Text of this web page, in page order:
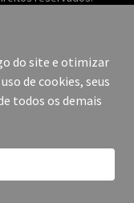
do site e otimizar
de cookies, seus
todos os demais